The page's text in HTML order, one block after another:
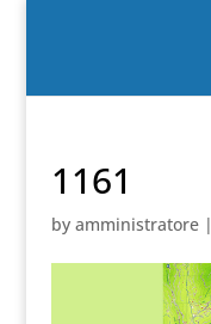
1161
by amministratore|